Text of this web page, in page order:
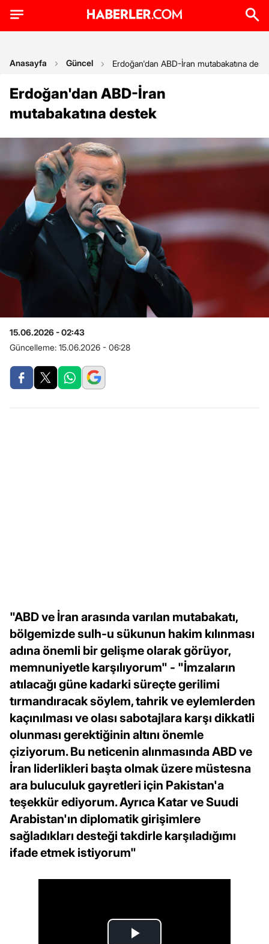
Anasayfa Güncel Erdoğan'dan ABD-İran mutabakatına
Erdoğan'dan ABD-İran
mutabakatına destek
15.06.2026 - 02:43
Güncelleme: 15.06.2026 - 06:28
"ABD ve İran arasında varılan mutabakatı,
bölgemizde sulh-u sükunun hakim kılınması
adına önemli bir gelişme olarak görüyor,
memnuniyetle karşılıyorum" - "İmzaların
atılacağı güne kadarki süreçte gerilimi
tırmandıracak söylem, tahrik ve eylemlerden
kaçınılması ve olası sabotajlara karşı dikkatli
olunması gerektiğinin altını önemle
çiziyorum. Bu neticenin alınmasında ABD ve
İran liderlikleri başta olmak üzere müstesna
ara buluculuk gayretleri için Pakistan'a
teşekkür ediyorum. Ayrıca Katar ve Suudi
Arabistan'ın diplomatik girişimlere
sağladıkları desteği takdirle karşıladığımı
ifade etmek istiyorum"